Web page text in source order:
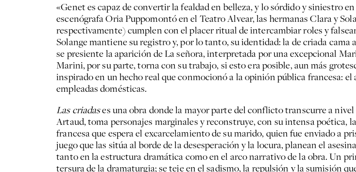
«Genet es capaz de convertir la fealdad en belleza, y lo sórdido y siniestro
escenógrafa Oria Puppomontó en el Teatro Alvear, las hermanas Clara y
respectivamente) cumplen con el placer ritual de intercambiar roles y
Solange mantiene su registro y, por lo tanto, su identidad: la de criada
se presiente la aparición de La señora, interpretada por una excepcional
Marini, por su parte, torna con su trabajo, si esto era posible, aun más
inspirado en un hecho real que conmocionó a la opinión pública francesa:
empleadas domésticas.
Las criadases una obra donde la mayor parte del conflicto transcurre a
Artaud, toma personajes marginales y reconstruye, con su intensa poética,
francesa que espera el excarcelamiento de su marido, quien fue enviado a
juego que las sitúa al borde de la desesperación y la locura, planean el
tanto en la estructura dramática como en el arco narrativo de la obra. Un
tersura de la dramaturgia; se teje en el sadismo, la repulsión y la sumisión